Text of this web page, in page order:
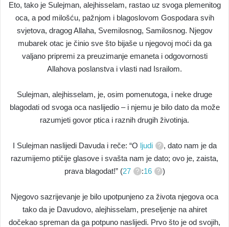
Eto, tako je Sulejman, alejhisselam, rastao uz svoga plemenitog
oca, a pod milošću, pažnjom i blagoslovom Gospodara svih
svjetova, dragog Allaha, Svemilosnog, Samilosnog. Njegov
mubarek otac je činio sve što bijaše u njegovoj moći da ga
valjano pripremi za preuzimanje emaneta i odgovornosti
Allahova poslanstva i vlasti nad Israilom.
Sulejman, alejhisselam, je, osim pomenutoga, i neke druge
blagodati od svoga oca naslijedio – i njemu je bilo dato da može
razumjeti govor ptica i raznih drugih životinja.
I Sulejman naslijedi Davuda i reče: “O ljudi
, dato nam je da
razumijemo ptičije glasove i svašta nam je dato; ovo je, zaista,
prava blagodat!” (27 :16 )
Njegovo sazrijevanje je bilo upotpunjeno za života njegova oca
tako da je Davudovo, alejhisselam, preseljenje na ahiret
dočekao spreman da ga potpuno naslijedi. Prvo što je od svojih,